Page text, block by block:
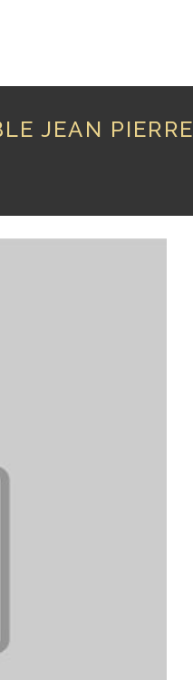
JEAN PIERRE